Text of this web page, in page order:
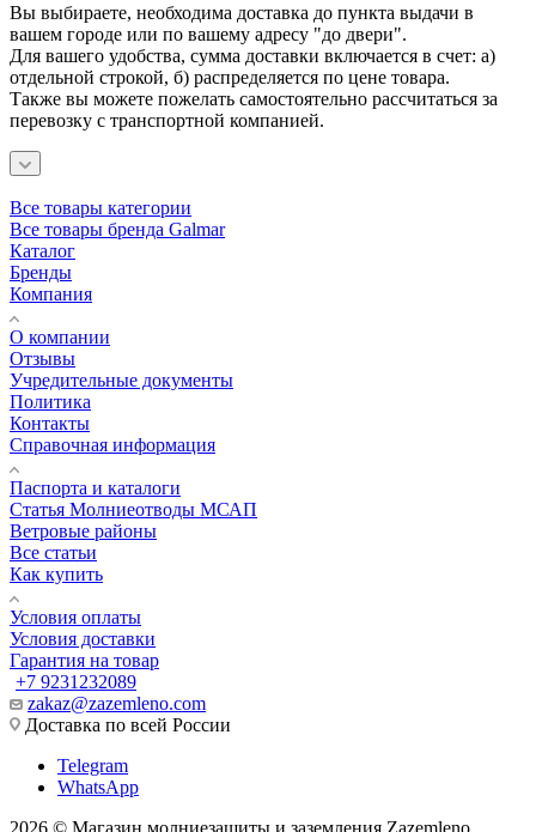
Вы выбираете, необходима доставка до пункта выдачи в
вашем городе или по вашему адресу "до двери".
Для вашего удобства, сумма доставки включается в счет: а)
отдельной строкой, б) распределяется по цене товара.
Также вы можете пожелать самостоятельно рассчитаться за
перевозку с транспортной компанией.
Все товары категории
Все товары бренда Galmar
Каталог
Бренды
Компания
О компании
Отзывы
Учредительные документы
Политика
Контакты
Справочная информация
Паспорта и каталоги
Статья Молниеотводы МСАП
Ветровые районы
Все статьи
Как купить
Условия оплаты
Условия доставки
Гарантия на товар
+7 9231232089
zakaz@zazemleno.com
Доставка по всей России
Telegram
WhatsApp
2026 © Магазин молниезащиты и заземления Zazemleno